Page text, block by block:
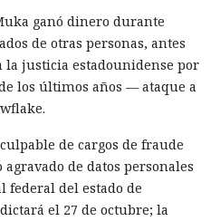
ganó dinero durante
de otras personas, antes
la justicia estadounidense por
los últimos años — ataque a
de cargos de fraude
de datos personales
del estado de
el 27 de octubre; la